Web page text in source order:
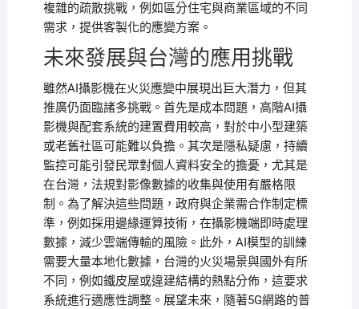
複雜的疏散挑戰，例如區分住宅與商業區域的不同
需求，提供客製化的應變方案。
未來發展與台灣的應用挑戰
雖然AI攝影機在火災應變中展現出巨大潛力，但其
推廣仍面臨諸多挑戰。首先是成本問題，高階AI攝
影機與配套系統的建置費用較高，對於中小型建築
或老舊社區可能難以負擔。其次是隱私疑慮，持續
監控可能引發民眾對個人資料安全的擔憂，尤其是
在台灣，法規對影像數據的收集與使用有嚴格限
制。為了解決這些問題，政府與企業需合作制定標
準，例如採用邊緣運算技術，在攝影機端即時處理
數據，減少雲端傳輸的風險。此外，AI模型的訓練
需要大量本地化數據，台灣的火災場景與國外有所
不同，例如鐵皮屋或違建結構的熱點分佈，這要求
系統進行適應性調整。展望未來，隨著5G網路的普